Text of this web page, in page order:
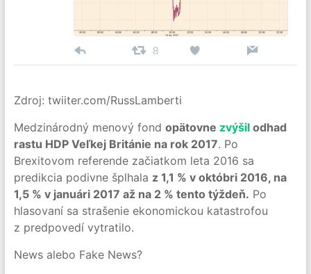
Zdroj: twiiter.com/RussLamberti
Medzinárodný menový fond opätovne zvýšilodhad
rastu HDP Veľkej Británie na rok 2017. Po
Brexitovom referende začiatkom leta 2016 sa
predikcia podivne šplhala z 1,1 % v októbri 2016, na
1,5 % v januári 2017 až na 2 % tento týždeň. Po
hlasovaní sa strašenie ekonomickou katastrofou
z predpovedí vytratilo.
News alebo Fake News?